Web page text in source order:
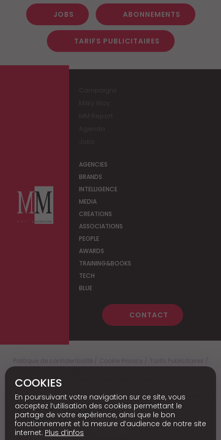
JOBS ABONNEMENTS
TARIFS PUBLICITAIRES
AGENCIES
BRANDS
INTELLIGENCE
MEDIA
CREATIONS
ASSOCIATIONS
PEOPLE
AWARDS
TRAINING&BOOKS
TECH
BLUE
CONTACT
Politique de confidentialité Cookie Privacy
Tarifs Publicitaires
Media Marketingc © 2026 - Media Marketing is not responsible for
the content of external sites.
Nl
COOKIES
En poursuivant votre navigation sur ce site, vous
acceptez l’utilisation des cookies permettant le
partage de votre expérience, ainsi que le bon
fonctionnement et la mesure d’audience de notre site
internet. Plus d’infos